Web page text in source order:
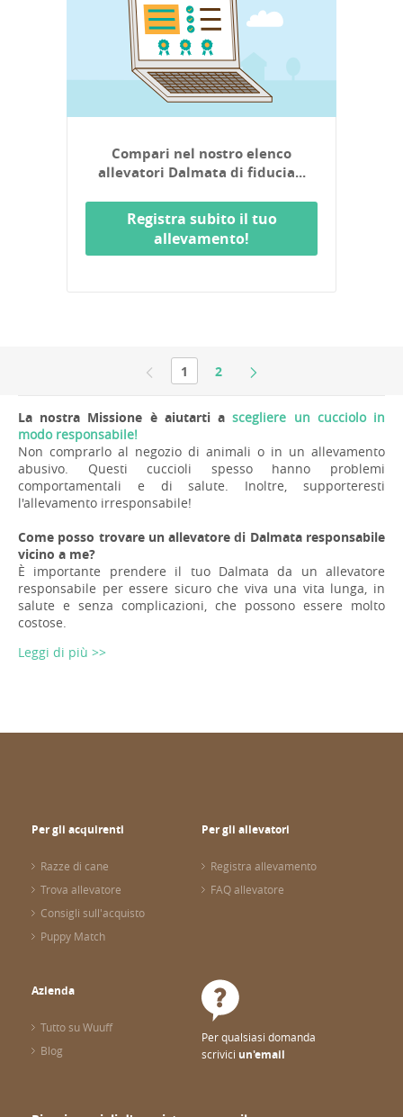
Compari nel nostro elenco
allevatori Dalmata di fiducia...
Registra subito il tuo
allevamento!
1 2
La nostra Missione è aiutarti ascegliere un cucciolo in
modo responsabile!
Non comprarlo al negozio di animali o in un allevamento
abusivo. Questi cuccioli spesso hanno problemi
comportamentali e di salute. Inoltre, supporteresti
l'allevamento irresponsabile!
Come posso trovare un allevatore di Dalmata responsabile
vicino a me?
È importante prendere il tuo Dalmata da un allevatore
responsabile per essere sicuro che viva una vita lunga, in
salute e senza complicazioni, che possono essere molto
costose.
Leggi di più >>
Per gli acquirenti
Razze di cane
Trova allevatore
Consigli sull'acquisto
Puppy Match
Per gli allevatori
Registra allevamento
FAQ allevatore
Azienda
Tutto su Wuuff
Blog
Per qualsiasi domanda
scrivici un'email